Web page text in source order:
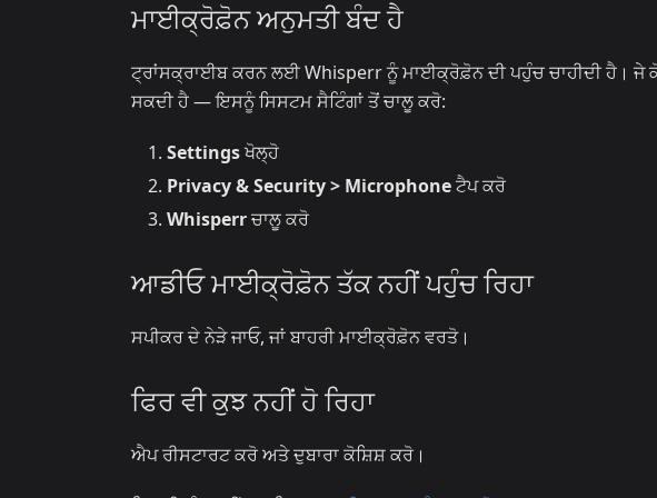
ਮਾਈਕ੍ਰੋਫ਼ੋਨ ਅਨੁਮਤੀ ਬੰਦ ਹੈ
ਟ੍ਰਾਂਸਕ੍ਰਾਈਬ ਕਰਨ ਲਈ Whisperr ਨੂੰ ਮਾਈਕ੍ਰੋਫ਼ੋਨ ਦੀ ਪਹੁੰਚ ਚਾਹੀਦੀ ਹੈ। ਜੇ
ਸਕਦੀ ਹੈ — ਇਸਨੂੰ ਸਿਸਟਮ ਸੈਟਿੰਗਾਂ ਤੋਂ ਚਾਲੂ ਕਰੋ:
Settingsਖੋਲ੍ਹੋ
Privacy & Security > Microphoneਟੈਪ ਕਰੋ
Whisperrਚਾਲੂ ਕਰੋ
ਆਡੀਓ ਮਾਈਕ੍ਰੋਫ਼ੋਨ ਤੱਕ ਨਹੀਂ ਪਹੁੰਚ ਰਿਹਾ
ਸਪੀਕਰ ਦੇ ਨੇੜੇ ਜਾਓ, ਜਾਂ ਬਾਹਰੀ ਮਾਈਕ੍ਰੋਫ਼ੋਨ ਵਰਤੋ।
ਫਿਰ ਵੀ ਕੁਝ ਨਹੀਂ ਹੋ ਰਿਹਾ
ਐਪ ਰੀਸਟਾਰਟ ਕਰੋ ਅਤੇ ਦੁਬਾਰਾ ਕੋਸ਼ਿਸ਼ ਕਰੋ।